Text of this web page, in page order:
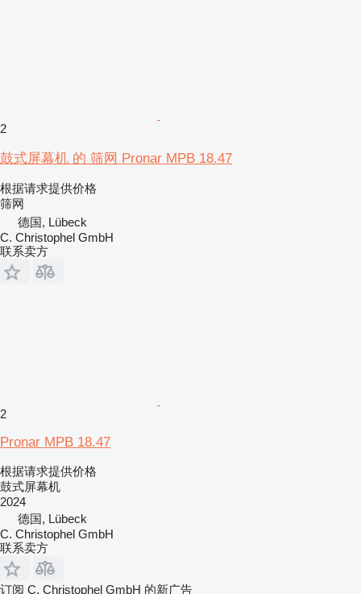
2
鼓式屏幕机 的 筛网 Pronar MPB 18.47
根据请求提供价格
筛网
德国, Lübeck
C. Christophel GmbH
联系卖方
2
Pronar MPB 18.47
根据请求提供价格
鼓式屏幕机
2024
德国, Lübeck
C. Christophel GmbH
联系卖方
订阅 C. Christophel GmbH 的新广告